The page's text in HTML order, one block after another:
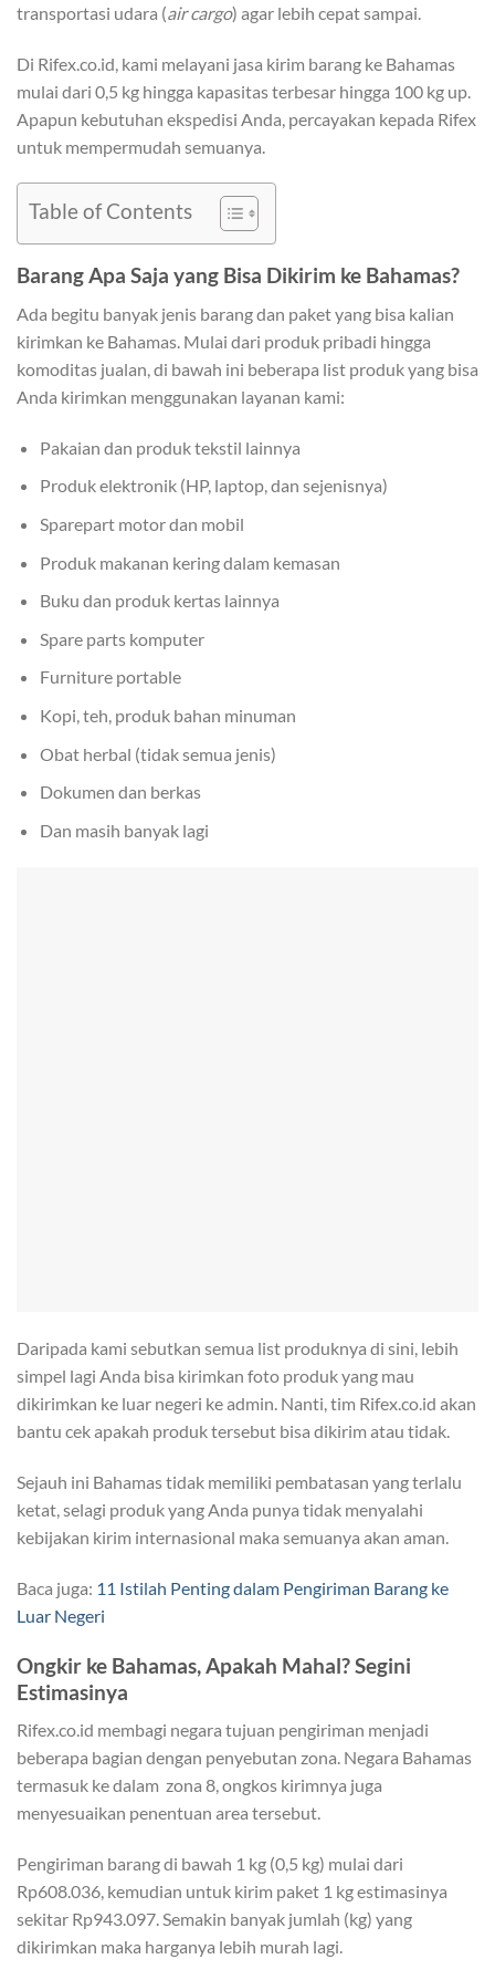
transportasi udara (air cargo) agar lebih cepat sampai.
Di Rifex.co.id, kami melayani jasa kirim barang ke Bahamas
mulai dari 0,5 kg hingga kapasitas terbesar hingga 100 kg up.
Apapun kebutuhan ekspedisi Anda, percayakan kepada Rifex
untuk mempermudah semuanya.
Table of Contents
Barang Apa Saja yang Bisa Dikirim ke Bahamas?
Ada begitu banyak jenis barang dan paket yang bisa kalian
kirimkan ke Bahamas. Mulai dari produk pribadi hingga
komoditas jualan, di bawah ini beberapa list produk yang bisa
Anda kirimkan menggunakan layanan kami:
Pakaian dan produk tekstil lainnya
Produk elektronik (HP, laptop, dan sejenisnya)
Sparepart motor dan mobil
Produk makanan kering dalam kemasan
Buku dan produk kertas lainnya
Spare parts komputer
Furniture portable
Kopi, teh, produk bahan minuman
Obat herbal (tidak semua jenis)
Dokumen dan berkas
Dan masih banyak lagi
Daripada kami sebutkan semua list produknya di sini, lebih
simpel lagi Anda bisa kirimkan foto produk yang mau
dikirimkan ke luar negeri ke admin. Nanti, tim Rifex.co.id akan
bantu cek apakah produk tersebut bisa dikirim atau tidak.
Sejauh ini Bahamas tidak memiliki pembatasan yang terlalu
ketat, selagi produk yang Anda punya tidak menyalahi
kebijakan kirim internasional maka semuanya akan aman.
Baca juga: 11 Istilah Penting dalam Pengiriman Barang ke
Luar Negeri
Ongkir ke Bahamas, Apakah Mahal? Segini
Estimasinya
Rifex.co.id membagi negara tujuan pengiriman menjadi
beberapa bagian dengan penyebutan zona. Negara Bahamas
termasuk ke dalam zona 8, ongkos kirimnya juga
menyesuaikan penentuan area tersebut.
Pengiriman barang di bawah 1 kg (0,5 kg) mulai dari
Rp608.036, kemudian untuk kirim paket 1 kg estimasinya
sekitar Rp943.097. Semakin banyak jumlah (kg) yang
dikirimkan maka harganya lebih murah lagi.